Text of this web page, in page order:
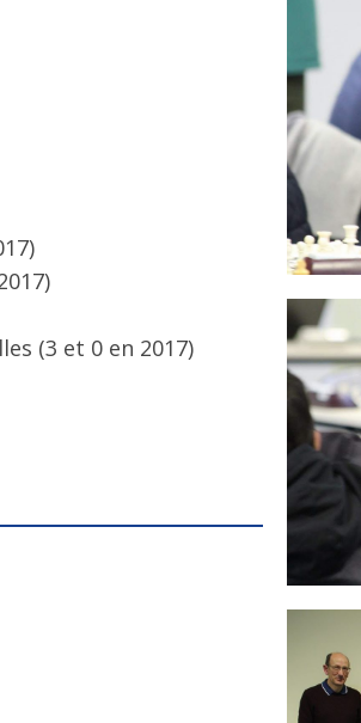
(3 et 0 en 2017)